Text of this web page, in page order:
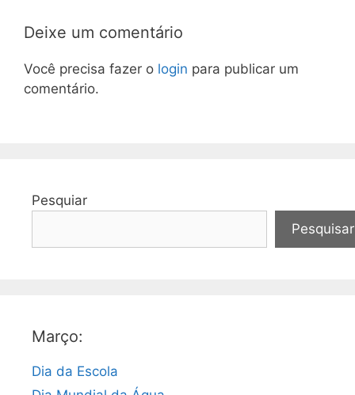
Deixe um comentário
Você precisa fazer o login para publicar um
comentário.
Pesquiar
Pesquisar
Março:
Dia da Escola